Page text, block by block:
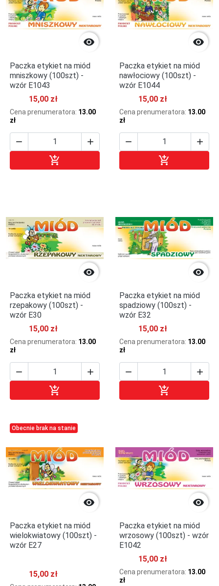

Paczka etykiet na miód
mniszkowy (100szt) -
wzór E1043
15,00 zł
Cena prenumeratora: 13.00
zł
 


Paczka etykiet na miód
nawłociowy (100szt) -
wzór E1044
15,00 zł
Cena prenumeratora: 13.00
zł
 


Paczka etykiet na miód
rzepakowy (100szt) -
wzór E30
15,00 zł
Cena prenumeratora: 13.00
zł
 


Paczka etykiet na miód
spadziowy (100szt) -
wzór E32
15,00 zł
Cena prenumeratora: 13.00
zł
 

Obecnie brak na stanie

Paczka etykiet na miód
wielokwiatowy (100szt) -
wzór E27
15,00 zł

Paczka etykiet na miód
wrzosowy (100szt) - wzór
E1042
15,00 zł
Cena prenumeratora: 13.00
zł